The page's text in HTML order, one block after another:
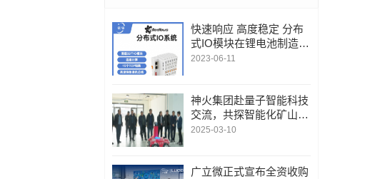
快速响应 高度稳定 分布
式IO模块在锂电池制造的
优势揭秘 | 支持Modbu
rnet/IP、BACnet/IP等多
种协议
2023-06-11
神火集团赴量子智能科技
交流，共探智能化矿山新
未来
2025-03-10
广立微正式宣布全资收购